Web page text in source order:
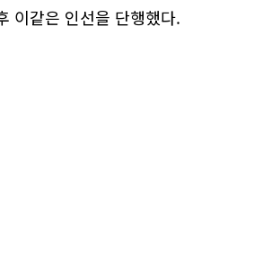
이같은 인선을 단행했다.